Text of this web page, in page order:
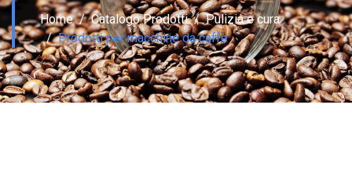
Home Catalogo Prodotti
Pulizia e cura
Prodotti per macchine da caffè